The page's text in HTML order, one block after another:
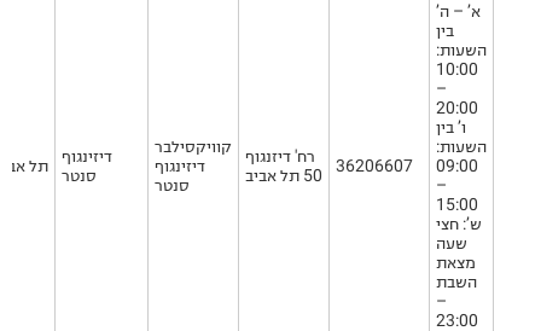
תל
דיזינגוף
סנטר
קוויקסילבר
דיזינגוף
סנטר
רח' דיזנגוף
50 תל אביב
36206607
א’ – ה’
בין
השעות:
10:00
–
20:00
ו’ בין
השעות:
09:00
–
15:00
ש’: חצי
שעה
מצאת
השבת
–
23:00